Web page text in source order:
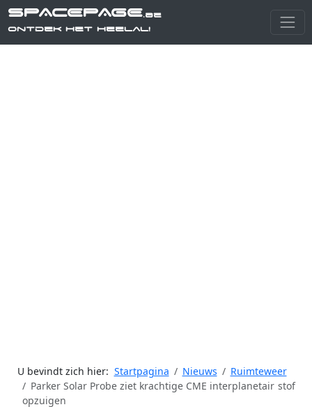
SPACEPAGE.be
Ontdek het heelal!
U bevindt zich hier: Startpagina Nieuws
Ruimteweer
Parker Solar Probe ziet krachtige CME interplanetair stof
opzuigen